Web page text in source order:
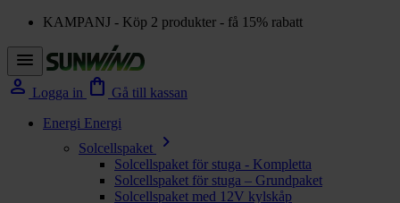
KAMPANJ - Köp 2 produkter - få 15% rabatt
menu
person Logga in shopping_bag Gå till kassan
Energi Energi
Solcellspaket
chevron_right
Solcellspaket för stuga - Kompletta
Solcellspaket för stuga – Grundpaket
Solcellspaket med 12V kylskåp